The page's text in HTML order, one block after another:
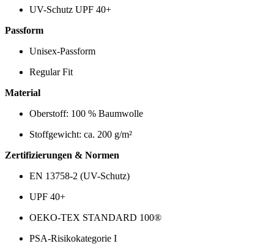
UV-Schutz UPF 40+
Passform
Unisex-Passform
Regular Fit
Material
Oberstoff: 100 % Baumwolle
Stoffgewicht: ca. 200 g/m²
Zertifizierungen & Normen
EN 13758-2 (UV-Schutz)
UPF 40+
OEKO-TEX STANDARD 100®
PSA-Risikokategorie I